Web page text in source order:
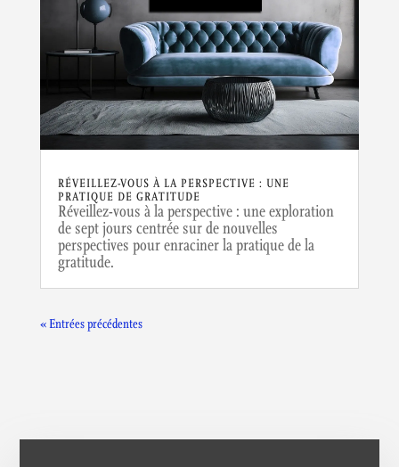
RÉVEILLEZ-VOUS À LA PERSPECTIVE : UNE
PRATIQUE DE GRATITUDE
Réveillez-vous à la perspective : une exploration
de sept jours centrée sur de nouvelles
perspectives pour enraciner la pratique de la
gratitude.
« Entrées précédentes